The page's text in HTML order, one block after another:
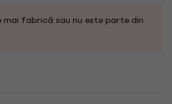
mai fabrică sau nu este parte din